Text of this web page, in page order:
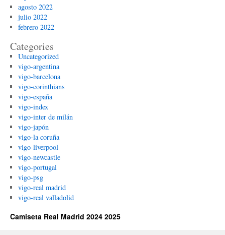
agosto 2022
julio 2022
febrero 2022
Categories
Uncategorized
vigo-argentina
vigo-barcelona
vigo-corinthians
vigo-españa
vigo-index
vigo-inter de milán
vigo-japón
vigo-la coruña
vigo-liverpool
vigo-newcastle
vigo-portugal
vigo-psg
vigo-real madrid
vigo-real valladolid
Camiseta Real Madrid 2024 2025